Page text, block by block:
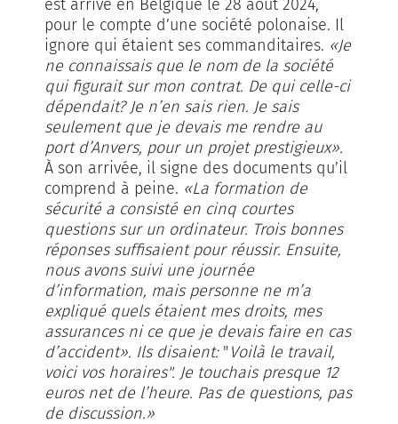
est arrivé en Belgique le 28 août 2024,
pour le compte d’une société polonaise. Il
ignore qui étaient ses commanditaires. «Je
ne connaissais que le nom de la société
qui figurait sur mon contrat. De qui celle-ci
dépendait? Je n’en sais rien. Je sais
seulement que je devais me rendre au
port d’Anvers, pour un projet prestigieux».
À son arrivée, il signe des documents qu’il
comprend à peine. «La formation de
sécurité a consisté en cinq courtes
questions sur un ordinateur. Trois bonnes
réponses suffisaient pour réussir. Ensuite,
nous avons suivi une journée
d’information, mais personne ne m’a
expliqué quels étaient mes droits, mes
assurances ni ce que je devais faire en cas
d’accident». Ils disaient:"Voilà le travail,
voici vos horaires". Je touchais presque 12
euros net de l’heure. Pas de questions, pas
de discussion.»